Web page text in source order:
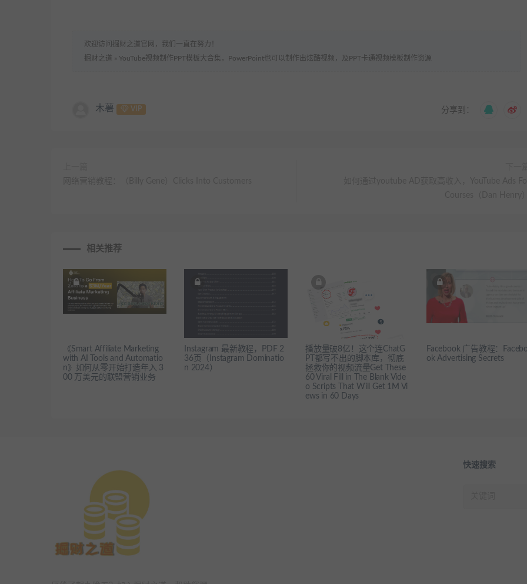
欢迎访问掘财之道官网，我们一直在努力！
掘财之道 » YouTube视频制作PPT模板大合集，PowerPoint也可以制作出炫酷视频，及PPT卡通视频模板制作资源
木薯 VIP 分享到：
相关推荐
《Smart Affiliate Marketing
with AI Tools and Automatio
n》如何从零开始打造年入 3
00 万美元的联盟营销业务
Instagram 最新教程，PDF 2
36页（Instagram Dominatio
n 2024）
播放量破8亿！这个连ChatG
PT都写不出的脚本库，彻底
拯救你的视频流量Get These
60 Viral Fill in The Blank Vide
o Scripts That Will Get 1M Vi
ews in 60 Days
Facebook 广告教程：
ok Advertising Secrets
快速搜索